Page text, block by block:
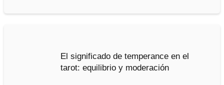
El significado de temperance en el
tarot: equilibrio y moderación